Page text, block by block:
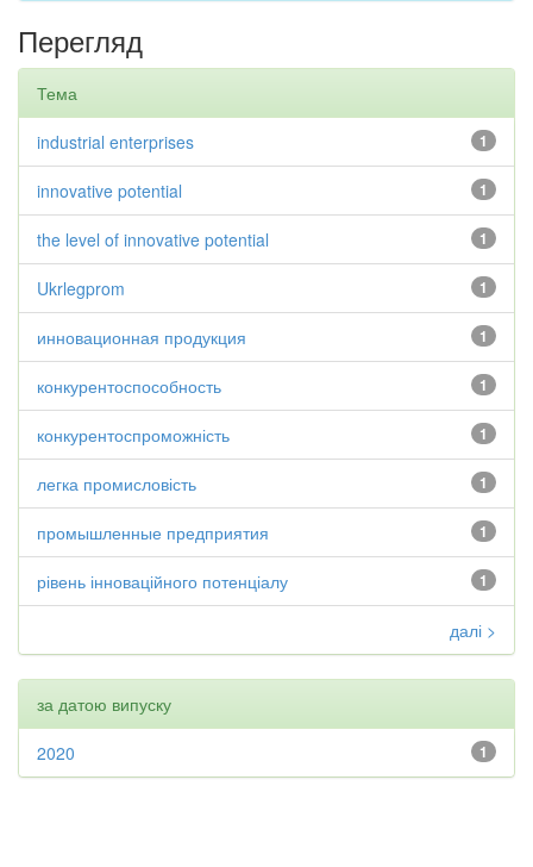
Перегляд
Тема
1
industrial enterprises
1
innovative potential
1
the level of innovative potential
1
Ukrlegprom
1
инновационная продукция
1
конкурентоспособность
1
конкурентоспроможність
1
легка промисловість
1
промышленные предприятия
1
рівень інноваційного потенціалу
далі >
за датою випуску
1
2020